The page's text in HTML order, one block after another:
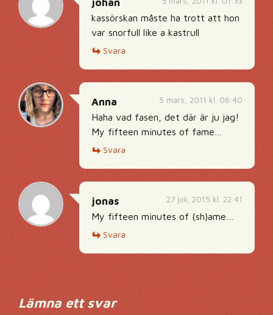
johan
kassörskan måste ha trott att hon
var snorfull like a kastrull
Svara
5 mars, 2011 kl. 06:40
Anna
Haha vad fasen, det där är ju jag!
My fifteen minutes of fame…
Svara
27 juli, 2015 kl. 22:41
jonas
My fifteen minutes of (sh)ame…
Svara
Lämna ett svar